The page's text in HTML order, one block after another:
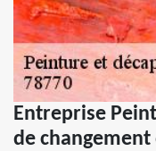
Entreprise
de